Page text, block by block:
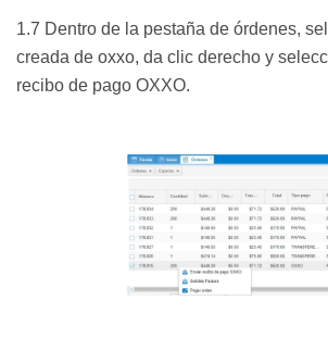
1.7 Dentro de la pestaña de órdenes,
creada de oxxo, da clic derecho y
recibo de pago OXXO.